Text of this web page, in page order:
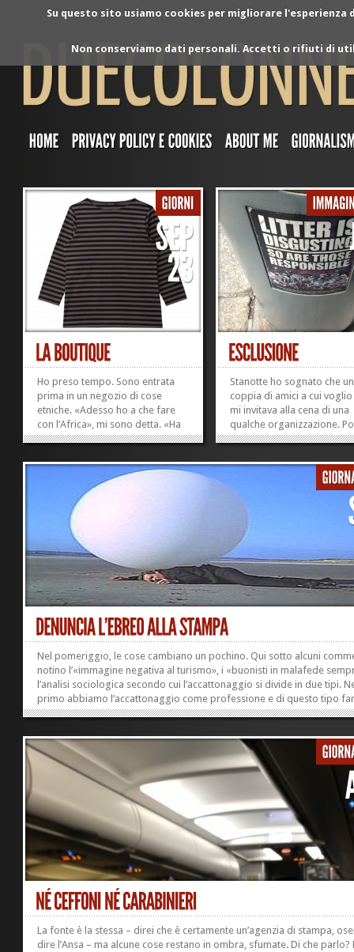
Su questo sito usiamo cookies per migliorare
Non conserviamo dati personali. Accetti o rifiuti di
Ho preso tempo. Sono entrata
prima in un negozio di cose
etniche. «Adesso ho a che fare
con l’Africa», mi sono detta. «Ha
un senso che io entri». I titoli di
me stessa sono sempre
stupefacenti. Ho curiosato, mi
sono guardata attorno
velocemente. Sono...
Stanotte ho sognato che
coppia di amici a cui
mi invitava alla cena di una
qualche organizzazione.
essere una cosa tipo i
piacere a loro, e mi
sedere a un tavolo coi
coi ragazzi. Il tavolo era...
Nel pomeriggio, le cose cambiano un pochino. Qui sotto alcuni
notino l’«immagine negativa al turismo», i «buonisti in malafede
l’analisi sociologica secondo cui l’accattonaggio si divide in due tipi.
primo abbiamo l’accattonaggio come professione e di questo tipo
parte soprattutto gli...
La fonte è la stessa – direi che è certamente un’agenzia di stampa,
dire l’Ansa – ma alcune cose restano in ombra, sfumate. Di che parlo?